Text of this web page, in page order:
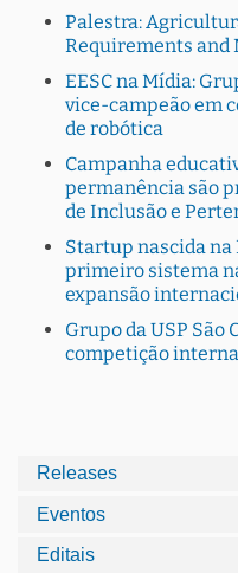
Palestra:
Requirements
EESC na Mídia:
vice-campeão em
de robótica
Campanha
permanência são
de Inclusão e
Startup nascida na
primeiro sistema
expansão
Grupo da USP São
competição
Releases
Eventos
Editais